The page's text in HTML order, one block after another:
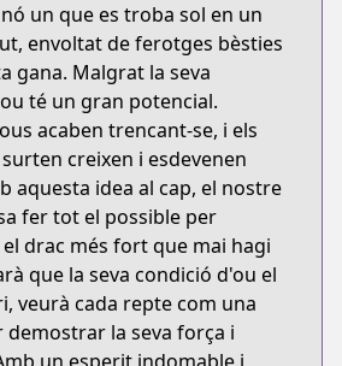
un que es troba sol en un
envoltat de ferotges bèsties
gana. Malgrat la seva
té un gran potencial.
acaben trencant-se, i els
creixen i esdevenen
aquesta idea al cap, el nostre
fer tot el possible per
drac més fort que mai hagi
que la seva condició d'ou el
veurà cada repte com una
la seva força i